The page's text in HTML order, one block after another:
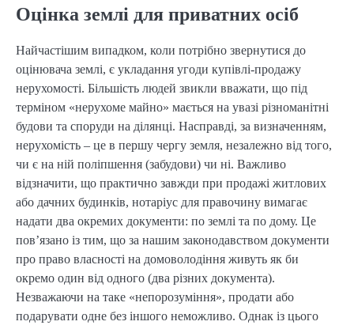
Оцінка землі для приватних осіб
Найчастішим випадком, коли потрібно звернутися до
оцінювача землі, є укладання угоди купівлі-продажу
нерухомості. Більшість людей звикли вважати, що під
терміном «нерухоме майно» мається на увазі різноманітні
будови та споруди на ділянці. Насправді, за визначенням,
нерухомість – це в першу чергу земля, незалежно від того,
чи є на ній поліпшення (забудови) чи ні. Важливо
відзначити, що практично завжди при продажі житлових
або дачних будинків, нотаріус для правочину вимагає
надати два окремих документи: по землі та по дому. Це
пов’язано із тим, що за нашим законодавством документи
про право власності на домоволодіння живуть як би
окремо один від одного (два різних документа).
Незважаючи на таке «непорозуміння», продати або
подарувати одне без іншого неможливо. Однак із цього